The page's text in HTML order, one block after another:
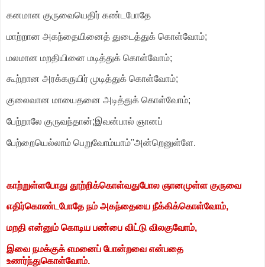
கனமான குருவையெதிர் கண்டபோதே
மாற்றான அகந்தையினைத் துடைத்துக் கொள்வோம்;
மலமான மறதியினை மடித்துக் கொள்வோம்;
கூற்றான அரக்கருயிர் முடித்துக் கொள்வோம்;
குலைவான மாயைதனை அடித்துக் கொள்வோம்;
பேற்றாலே குருவந்தான்;இவன்பால் ஞானப்
பேற்றையெல்லாம் பெறுவோம்யாம்''அன்றெனுள்ளே.
காற்றுள்ளபோது தூற்றிக்கொள்வதுபோல ஞானமுள்ள குருவை
எதிர்கொண்டபோதே நம் அகந்தையை நீக்கிக்கொள்வோம்,
மறதி என்னும் கொடிய பண்பை விட்டு விலகுவோம்,
இவை நமக்குக் எமனைப் போன்றவை என்பதை
உணர்ந்துகொள்வோம்.